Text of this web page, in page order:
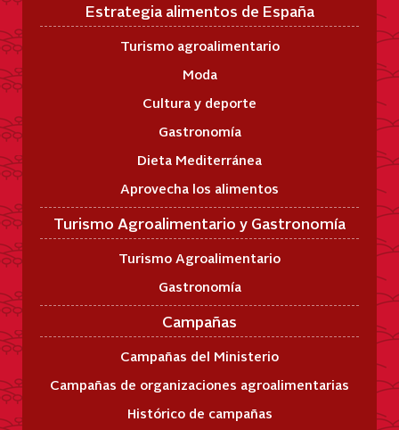
Estrategia alimentos de España
Turismo agroalimentario
Moda
Cultura y deporte
Gastronomía
Dieta Mediterránea
Aprovecha los alimentos
Turismo Agroalimentario y Gastronomía
Turismo Agroalimentario
Gastronomía
Campañas
Campañas del Ministerio
Campañas de organizaciones agroalimentarias
Histórico de campañas